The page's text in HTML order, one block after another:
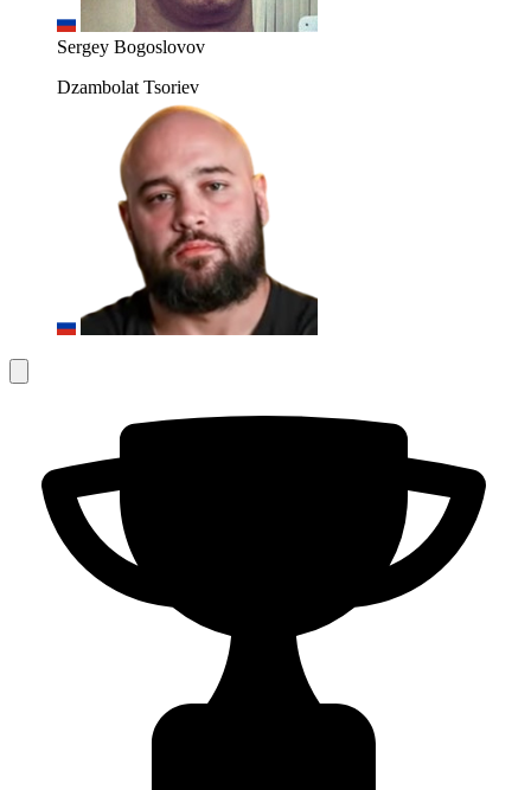
Sergey Bogoslovov
Dzambolat Tsoriev